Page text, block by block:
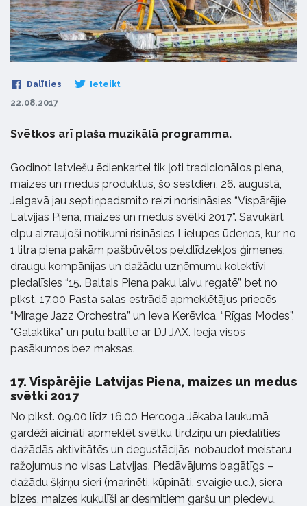
Dalīties Ieteikt
22.08.2017
Svētkos arī plaša muzikālā programma.
Godinot latviešu ēdienkartei tik ļoti tradicionālos piena,
maizes un medus produktus, šo sestdien, 26. augustā,
Jelgavā jau septiņpadsmito reizi norisināsies “Vispārējie
Latvijas Piena, maizes un medus svētki 2017”. Savukārt
elpu aizraujoši notikumi risināsies Lielupes ūdeņos, kur no
1 litra piena pakām pašbūvētos peldlīdzekļos ģimenes,
draugu kompānijas un dažādu uzņēmumu kolektīvi
piedalīsies “15. Baltais Piena paku laivu regatē”, bet no
plkst. 17.00 Pasta salas estrādē apmeklētājus priecēs
“Mirage Jazz Orchestra” un Ieva Kerēvica, “Rīgas Modes”,
“Galaktika” un putu ballīte ar DJ JAX. Ieeja visos
pasākumos bez maksas.
17. Vispārējie Latvijas Piena, maizes un medus
svētki 2017
No plkst. 09.00 līdz 16.00 Hercoga Jēkaba laukumā
gardēži aicināti apmeklēt svētku tirdziņu un piedalīties
dažādās aktivitātēs un degustācijās, nobaudot meistaru
ražojumus no visas Latvijas. Piedāvājums bagātīgs –
dažādu šķirņu sieri (marinēti, kūpināti, svaigie u.c.), siera
bizes, maizes kukulīši ar desmitiem garšu un piedevu,